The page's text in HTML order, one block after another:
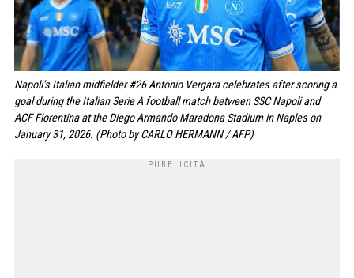
Napoli's Italian midfielder #26 Antonio Vergara celebrates after scoring a
goal during the Italian Serie A football match between SSC Napoli and
ACF Fiorentina at the Diego Armando Maradona Stadium in Naples on
January 31, 2026. (Photo by CARLO HERMANN / AFP)